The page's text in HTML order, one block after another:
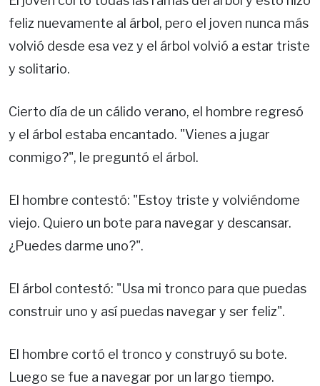
feliz nuevamente al árbol, pero el joven nunca más
volvió desde esa vez y el árbol volvió a estar triste
y solitario.
Cierto día de un cálido verano, el hombre regresó
y el árbol estaba encantado. "Vienes a jugar
conmigo?", le preguntó el árbol.
El hombre contestó: "Estoy triste y volviéndome
viejo. Quiero un bote para navegar y descansar.
¿Puedes darme uno?".
El árbol contestó: "Usa mi tronco para que puedas
construir uno y así puedas navegar y ser feliz".
El hombre cortó el tronco y construyó su bote.
Luego se fue a navegar por un largo tiempo.